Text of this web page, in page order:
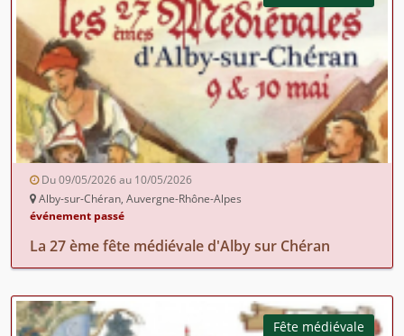
Du 09/05/2026 au 10/05/2026
Alby-sur-Chéran, Auvergne-Rhône-Alpes
événement passé
La 27 ème fête médiévale d'Alby sur Chéran
Fête médiévale